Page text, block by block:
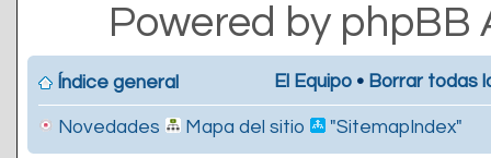
Powered by
Índice general El Equipo • Borrar todas
Novedades Mapa del sitio "SitemapIndex"